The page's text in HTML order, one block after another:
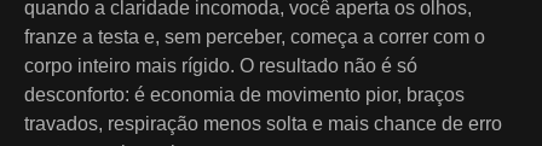
quando a claridade incomoda, você aperta os olhos,
franze a testa e, sem perceber, começa a correr com o
corpo inteiro mais rígido. O resultado não é só
desconforto: é economia de movimento pior, braços
travados, respiração menos solta e mais chance de erro